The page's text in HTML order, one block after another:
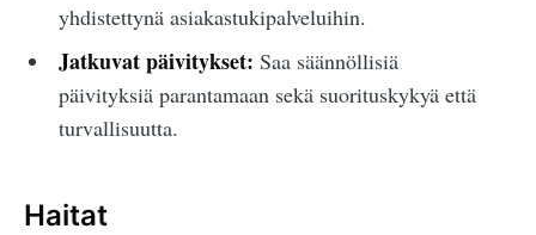
yhdistettynä asiakastukipalveluihin.
Jatkuvat päivitykset: Saa säännöllisiä
päivityksiä parantamaan sekä suorituskykyä että
turvallisuutta.
Haitat